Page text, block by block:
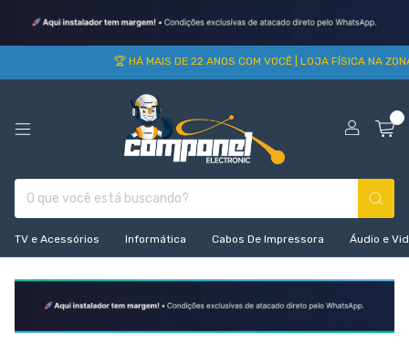
🏆 HÁ MAIS DE 22 ANOS COM VOCÊ | LOJA FÍSICA NA ZONA
TV e Acessórios Informática Cabos De Impressora Áudio e